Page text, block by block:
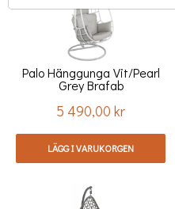
Palo Hänggunga Vit/pearl
Grey Brafab
Pris
5 490,00 kr
LÄGG I VARUKORGEN